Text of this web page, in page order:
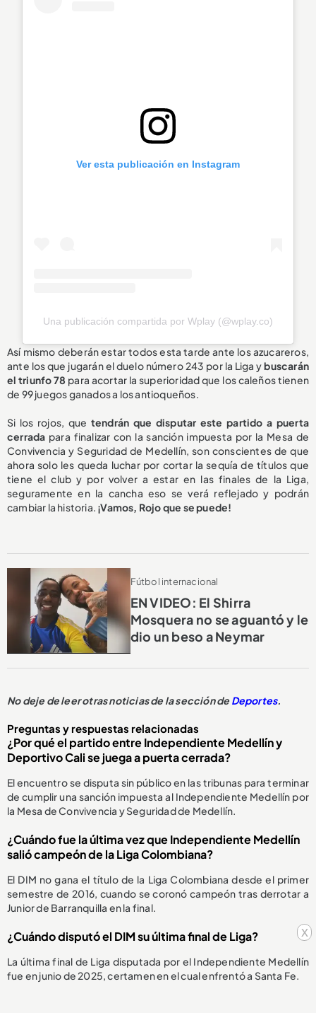
x
Ver esta publicación en Instagram
Una publicación compartida por Wplay (@wplay.co)
Así mismo deberán estar todos esta tarde ante los azucareros,
ante los que jugarán el duelo número 243 por la Liga ybuscarán
el triunfo 78 para acortar la superioridad que los caleños tienen
de 99 juegos ganados a los antioqueños.
Si los rojos, que tendrán que disputar este partido a puerta
cerrada para finalizar con la sanción impuesta por la Mesa de
Convivencia y Seguridad de Medellín, son conscientes de que
ahora solo les queda luchar por cortar la sequía de títulos que
tiene el club y por volver a estar en las finales de la Liga,
seguramente en la cancha eso se verá reflejado y podrán
cambiar la historia. ¡Vamos, Rojo que se puede!
Fútbol internacional
EN VIDEO: El Shirra
Mosquera no se aguantó y le
dio un beso a Neymar
No deje de leer otras noticias de la sección deDeportes.
Preguntas y respuestas relacionadas
¿Por qué el partido entre Independiente Medellín y
Deportivo Cali se juega a puerta cerrada?
El encuentro se disputa sin público en las tribunas para terminar
de cumplir una sanción impuesta al Independiente Medellín por
la Mesa de Convivencia y Seguridad de Medellín.
¿Cuándo fue la última vez que Independiente Medellín
salió campeón de la Liga Colombiana?
El DIM no gana el título de la Liga Colombiana desde el primer
semestre de 2016, cuando se coronó campeón tras derrotar a
Junior de Barranquilla en la final.
¿Cuándo disputó el DIM su última final de Liga?
La última final de Liga disputada por el Independiente Medellín
fue en junio de 2025, certamen en el cual enfrentó a Santa Fe.